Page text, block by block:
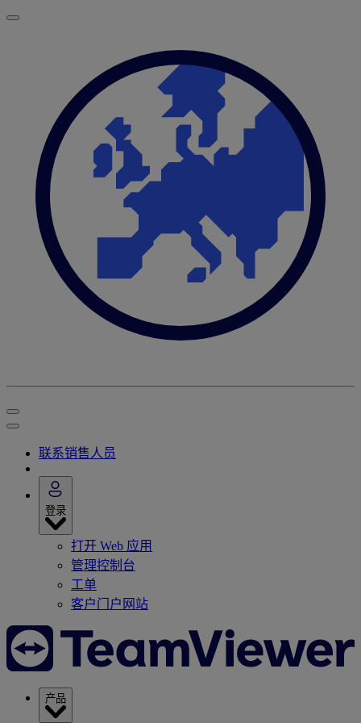
联系销售人员
登录
打开 Web 应用
管理控制台
工单
客户门户网站
产品